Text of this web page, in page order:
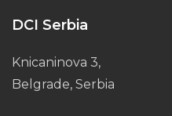
DCI Serbia
Knicaninova 3,
Belgrade, Serbia